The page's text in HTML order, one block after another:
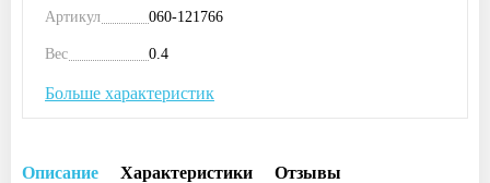
Артикул 060-121766
Вес 0.4
Больше характеристик
Описание Характеристики Отзывы